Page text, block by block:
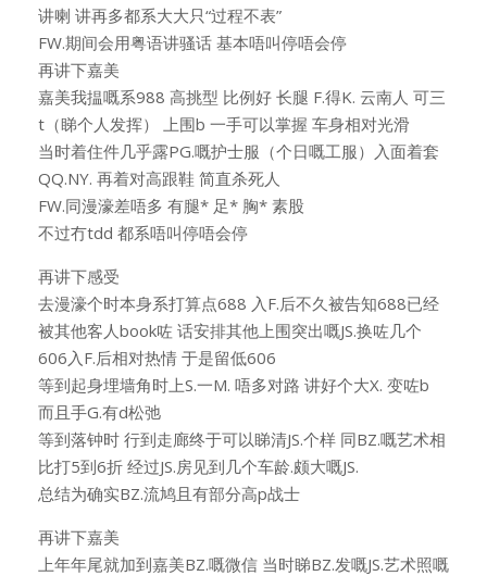
讲喇 讲再多都系大大只“过程不表”
FW.期间会用粤语讲骚话 基本唔叫停唔会停
再讲下嘉美
嘉美我揾嘅系988 高挑型 比例好 长腿 F.得K. 云南人 可三
t（睇个人发挥） 上围b 一手可以掌握 车身相对光滑
当时着住件几乎露PG.嘅护士服（个日嘅工服）入面着套
QQ.NY. 再着对高跟鞋 简直杀死人
FW.同漫濠差唔多 有腿* 足* 胸* 素股
不过冇tdd 都系唔叫停唔会停
再讲下感受
去漫濠个时本身系打算点688 入F.后不久被告知688已经
被其他客人book咗 话安排其他上围突出嘅JS.换咗几个
606入F.后相对热情 于是留低606
等到起身埋墙角时上S.一M. 唔多对路 讲好个大X. 变咗b
而且手G.有d松弛
等到落钟时 行到走廊终于可以睇清JS.个样 同BZ.嘅艺术相
比打5到6折 经过JS.房见到几个车龄.颇大嘅JS.
总结为确实BZ.流鸠且有部分高p战士
再讲下嘉美
上年年尾就加到嘉美BZ.嘅微信 当时睇BZ.发嘅JS.艺术照嘅